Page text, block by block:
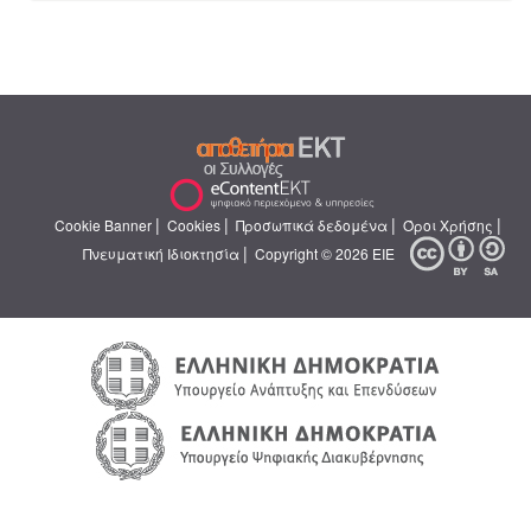
Cookie Banner | Cookies | Προσωπικά δεδομένα | Όροι Χρήσης |
Πνευματική Ιδιοκτησία | Copyright © 2026 ΕΙΕ